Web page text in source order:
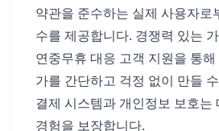
약관을 준수하는 실제 사용자로
수를 제공합니다. 경쟁력 있는
연중무휴 대응 고객 지원을 통
가를 간단하고 걱정 없이 만들
결제 시스템과 개인정보 보호는
경험을 보장합니다.